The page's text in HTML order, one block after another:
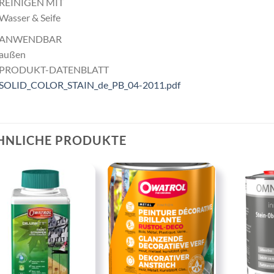
& Seife
DATENBLATT
2011.pdf
PRODUKTE
Wunschliste
hinzufügen
Zu
Wunschliste
hinzufügen